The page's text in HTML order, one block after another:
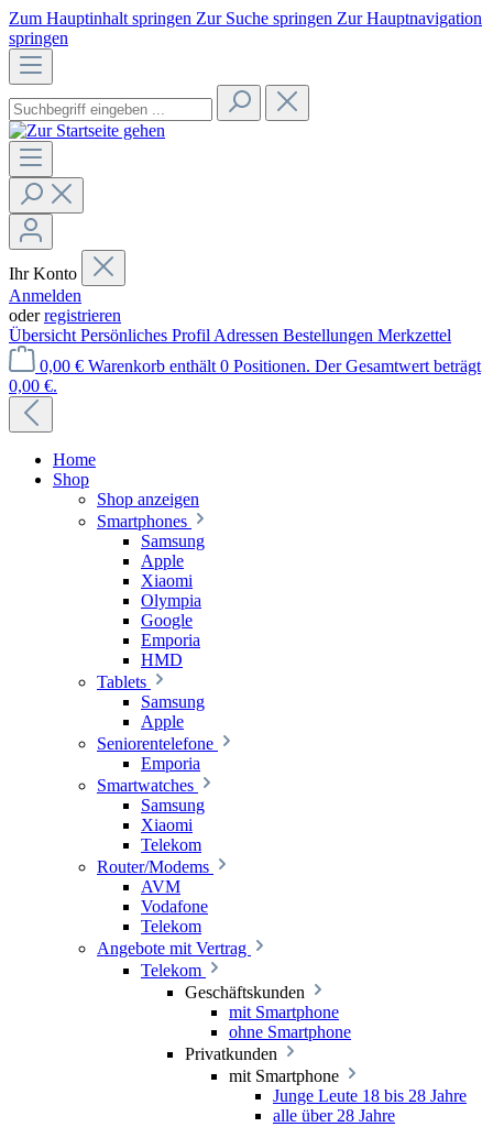
Zum Hauptinhalt springen Zur Suche springen Zur Hauptnavigation
springen
Ihr Konto
Anmelden
oderregistrieren
Übersicht Persönliches Profil Adressen Bestellungen Merkzettel
0,00 € Warenkorb enthält 0 Positionen. Der Gesamtwert beträgt
0,00 €.
Home
Shop
Shop anzeigen
Smartphones
Samsung
Apple
Xiaomi
Olympia
Google
Emporia
HMD
Tablets
Samsung
Apple
Seniorentelefone
Emporia
Smartwatches
Samsung
Xiaomi
Telekom
Router/Modems
AVM
Vodafone
Telekom
Angebote mit Vertrag
Telekom
Geschäftskunden
mit Smartphone
ohne Smartphone
Privatkunden
mit Smartphone
Junge Leute 18 bis 28 Jahre
alle über 28 Jahre